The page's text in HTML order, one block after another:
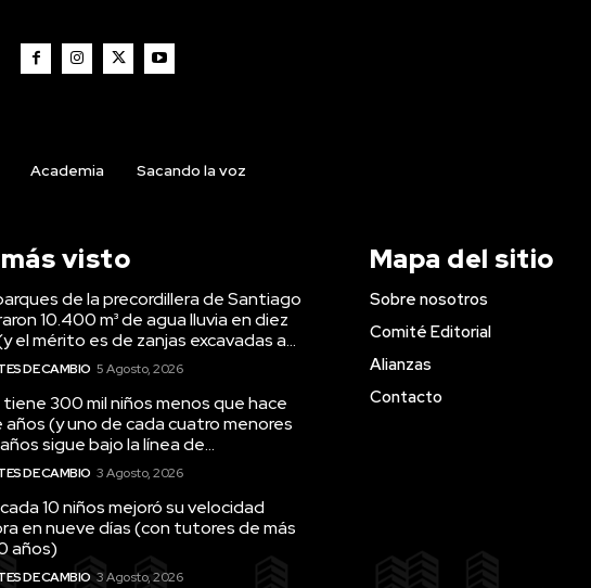
Academia Sacando la voz
visto
de la precordillera de Santiago
10.400 m³ de agua lluvia en diez
el mérito es de zanjas excavadas a...
DE CAMBIO 5 Agosto, 2026
tiene 300 mil niños menos que hace
(y uno de cada cuatro menores
sigue bajo la línea de...
DE CAMBIO 3 Agosto, 2026
10 niños mejoró su velocidad
en nueve días (con tutores de más
años)
DE CAMBIO 3 Agosto, 2026
Mapa del sitio
Sobre nosotros
Comité Editorial
Alianzas
Contacto